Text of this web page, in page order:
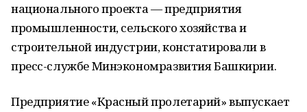
национального проекта — предприятия
промышленности, сельского хозяйства и
строительной индустрии, констатировали в
пресс-службе Минэкономразвития Башкирии.
Предприятие «Красный пролетарий» выпускает